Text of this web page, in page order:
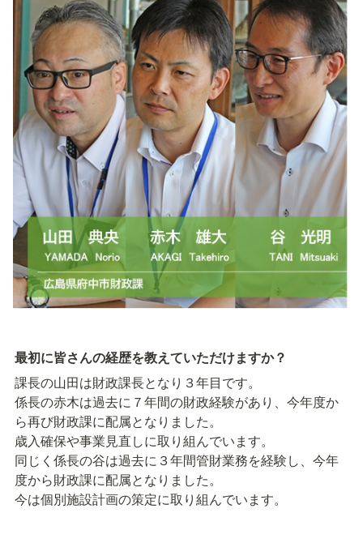
最初に皆さんの経歴を教えていただけますか？
課長の山田は財政課長となり３年目です。
係長の赤木は過去に７年間の財政経験があり、今年度か
ら再び財政課に配属となりました。
歳入確保や事業見直しに取り組んでいます。
同じく係長の谷は過去に３年間管財業務を経験し、今年
度から財政課に配属となりました。
今は個別施設計画の策定に取り組んでいます。